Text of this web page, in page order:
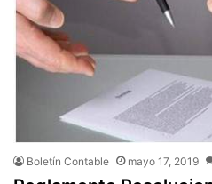
Boletín Contable mayo 17, 2019